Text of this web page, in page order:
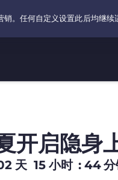
开启隐身
天 15 小时 : 44